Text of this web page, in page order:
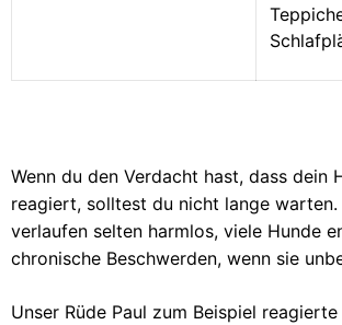
Wenn du den Verdacht hast, dass dein
reagiert, solltest du nicht lange warten.
verlaufen selten harmlos, viele Hunde
chronische Beschwerden, wenn sie
Unser Rüde Paul zum Beispiel